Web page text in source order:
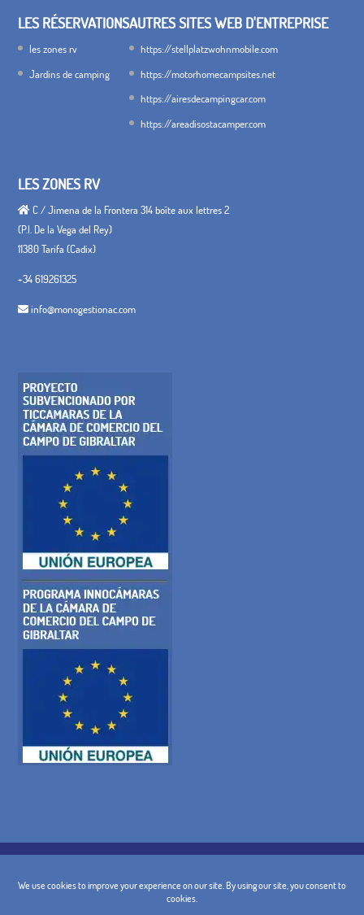
LES RÉSERVATIONS
les zones rv
Jardins de camping
AUTRES SITES WEB D'ENTREPRISE
https://stellplatzwohnmobile.com
https://motorhomecampsites.net
https://airesdecampingcar.com
https://areadisostacamper.com
LES ZONES RV
C / Jimena de la Frontera 314 boîte aux lettres 2
(P.I. De la Vega del Rey)
11380 Tarifa (Cadix)
+34 619261325
info@monogestionac.com
AVIS JURIDIQUE
TERMES ET CONDITIONS GÉNÉRALES
POLITIQUE D'ANNULATION